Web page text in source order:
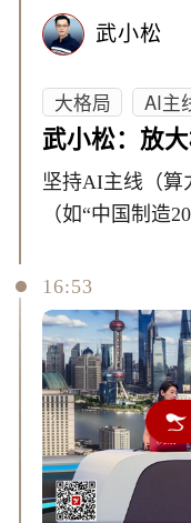
武小松
大格局 AI主
武小松：放
坚持AI主线（算
（如“中国制造
16:53